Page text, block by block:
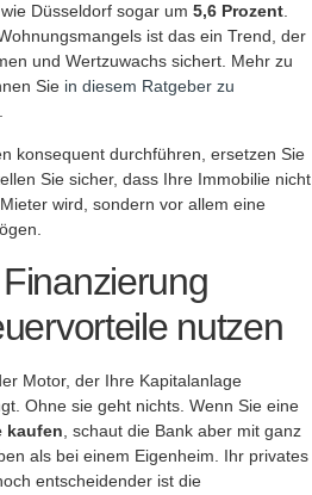
Düsseldorf sogar um 5,6 Prozent.
ist das ein Trend, der
und Wertzuwachs sichert. Mehr zu
Sie in diesem Ratgeber zu
.
konsequent durchführen, ersetzen Sie
Sie sicher, dass Ihre Immobilie nicht
wird, sondern vor allem eine
nutzen
Motor, der Ihre Kapitalanlage
Ohne sie geht nichts. Wenn Sie eine
kaufen , schaut die Bank aber mit ganz
als bei einem Eigenheim. Ihr privates
entscheidender ist die